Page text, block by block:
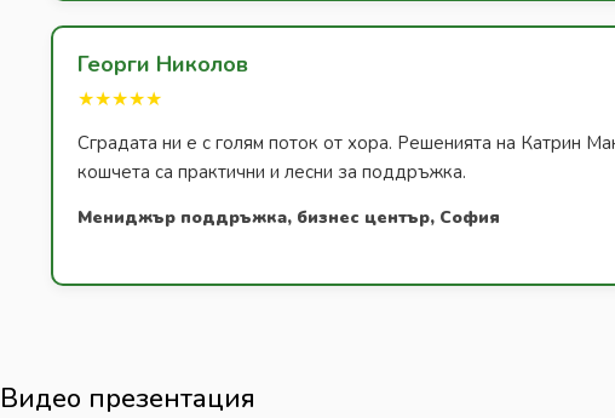
Георги Николов
★★★★★
Сградата ни е с голям поток от хора. Решенията на Катрин
кошчета са практични и лесни за поддръжка.
Мениджър поддръжка, бизнес център, София
Видео презентация